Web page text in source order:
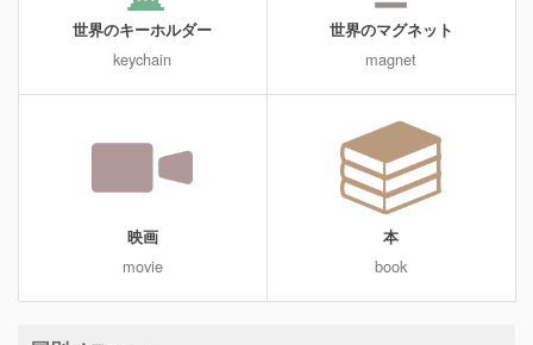
世界のキーホルダー
keychain
世界のマグネット
magnet
映画
movie
本
book